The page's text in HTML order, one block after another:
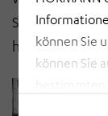
können Sie
können Sie
Sobald die
hier auf